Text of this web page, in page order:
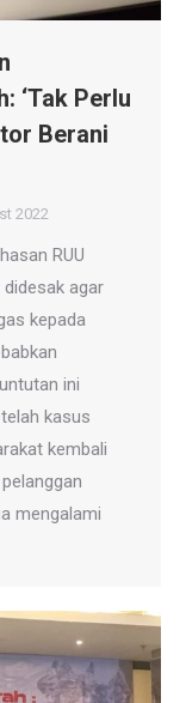
‘Tak Perlu
Berani
2022
RUU
didesak agar
kepada
ini
kasus
kembali
mengalami